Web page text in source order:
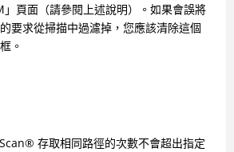
」頁面（請參閱上述說明）。如果會誤將
要求從掃描中過濾掉，您應該清除這個
。
® 存取相同路徑的次數不會超出指定